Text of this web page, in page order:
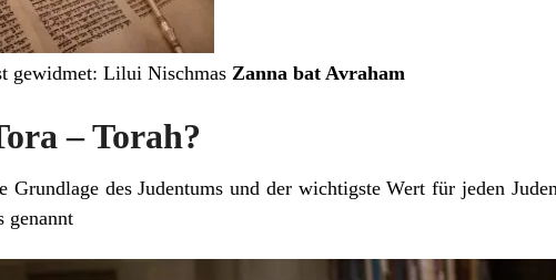
gewidmet: Lilui Nischmas Zanna bat Avraham
– Torah?
Grundlage des Judentums und der wichtigste Wert für jeden
genannt